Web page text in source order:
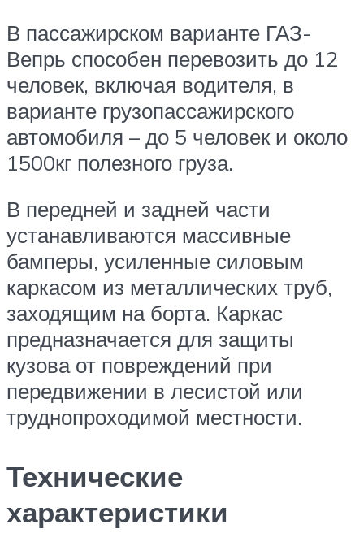
В пассажирском варианте ГАЗ-
Вепрь способен перевозить до 12
человек, включая водителя, в
варианте грузопассажирского
автомобиля – до 5 человек и около
1500кг полезного груза.
В передней и задней части
устанавливаются массивные
бамперы, усиленные силовым
каркасом из металлических труб,
заходящим на борта. Каркас
предназначается для защиты
кузова от повреждений при
передвижении в лесистой или
труднопроходимой местности.
Технические
характеристики